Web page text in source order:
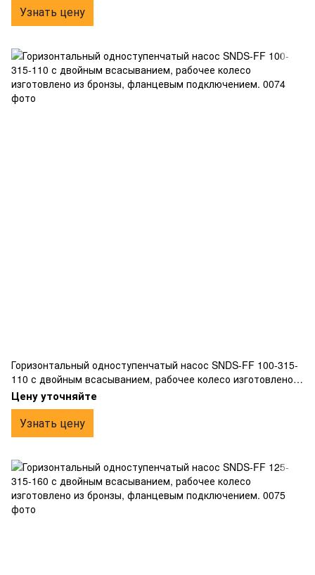
Узнать цену
Горизонтальный одноступенчатый насос SNDS-FF 100-315-
110 с двойным всасыванием, рабочее колесо изготовлено
из бронзы, фланцевым подключением.
Цену уточняйте
Узнать цену